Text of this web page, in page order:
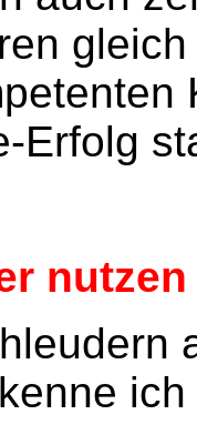
Erfolg
nutzen